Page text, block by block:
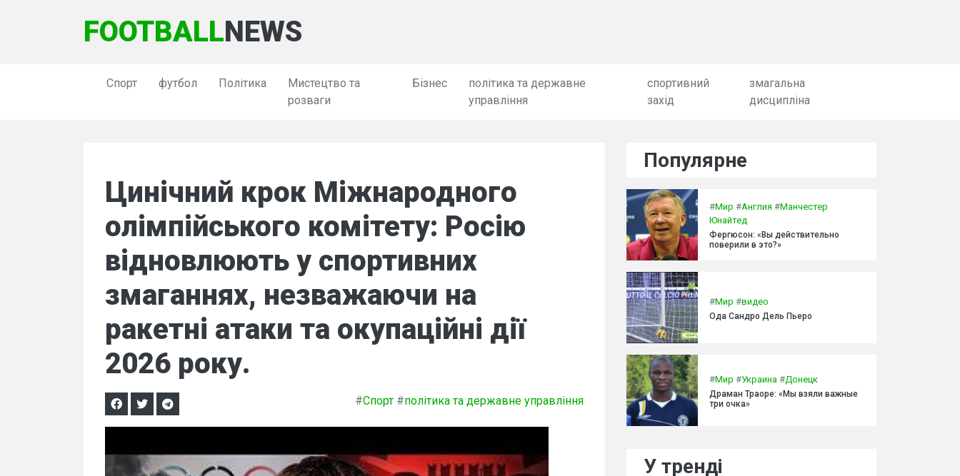
FOOTBALLNEWS
Спорт футбол Політика
Мистецтво та
розваги
Бізнес
політика та державне
управління
спортивний
захід
змагальна
дисципліна
Цинічний крок Міжнародного
олімпійського комітету: Росію
відновлюють у спортивних
змаганнях, незважаючи на
ракетні атаки та окупаційні дії
2026 року.
#Спорт #політика та державне управління
Популярне
#Мир #Англия #Манчестер
Юнайтед
Фергюсон: «Вы действительно
поверили в это?»
#Мир #видео
Ода Сандро Дель Пьеро
#Мир #Украина #Донецк
Драман Траоре: «Мы взяли важные
три очка»
У тренді